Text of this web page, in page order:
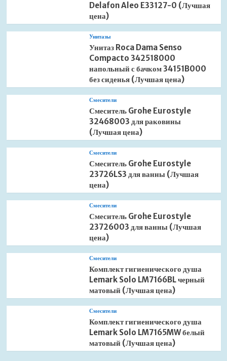
Delafon Aleo E33127-0 (Лучшая
цена)
Унитазы
Унитаз Roca Dama Senso
Compacto 342518000
напольный с бачком 34151B000
без сиденья (Лучшая цена)
Смесители
Смеситель Grohe Eurostyle
32468003 для раковины
(Лучшая цена)
Смесители
Смеситель Grohe Eurostyle
23726LS3 для ванны (Лучшая
цена)
Смесители
Смеситель Grohe Eurostyle
23726003 для ванны (Лучшая
цена)
Смесители
Комплект гигиенического душа
Lemark Solo LM7166BL черный
матовый (Лучшая цена)
Смесители
Комплект гигиенического душа
Lemark Solo LM7165MW белый
матовый (Лучшая цена)